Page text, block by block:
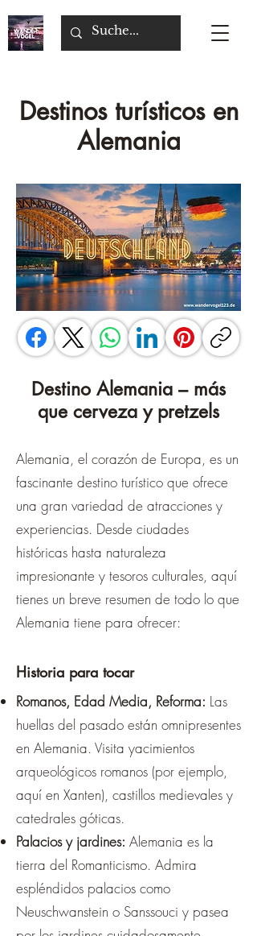
Destinos turísticos en
Alemania
Destino Alemania – más
que cerveza y pretzels
Alemania, el corazón de Europa, es un
fascinante destino turístico que ofrece
una gran variedad de atracciones y
experiencias. Desde ciudades
históricas hasta naturaleza
impresionante y tesoros culturales, aquí
tienes un breve resumen de todo lo que
Alemania tiene para ofrecer:
Historia para tocar
Romanos, Edad Media, Reforma: Las
huellas del pasado están omnipresentes
en Alemania. Visita yacimientos
arqueológicos romanos (por ejemplo,
aquí en Xanten), castillos medievales y
catedrales góticas.
Palacios y jardines: Alemania es la
tierra del Romanticismo. Admira
espléndidos palacios como
Neuschwanstein o Sanssouci y pasea